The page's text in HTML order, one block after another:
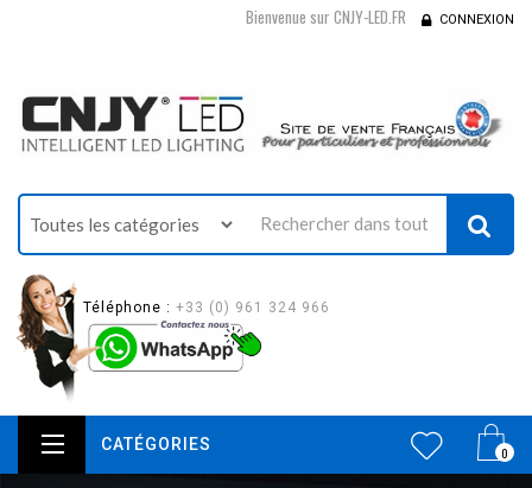
Bienvenue sur CNJY-LED.FR CONNEXION
Téléphone : +33 (0) 961 324 966
0
CATÉGORIES